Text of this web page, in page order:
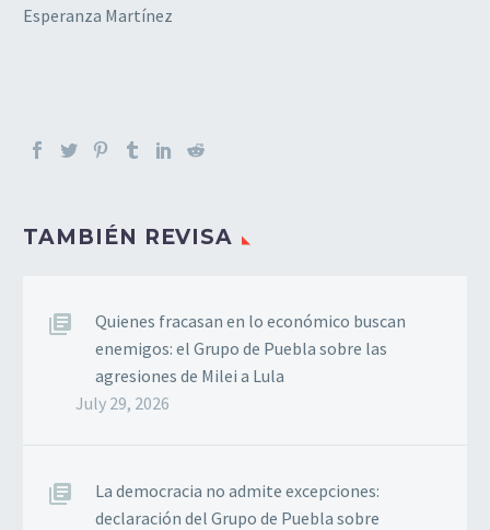
Esperanza Martínez
TAMBIÉN REVISA
Quienes fracasan en lo económico buscan
enemigos: el Grupo de Puebla sobre las
agresiones de Milei a Lula
July 29, 2026
La democracia no admite excepciones:
declaración del Grupo de Puebla sobre